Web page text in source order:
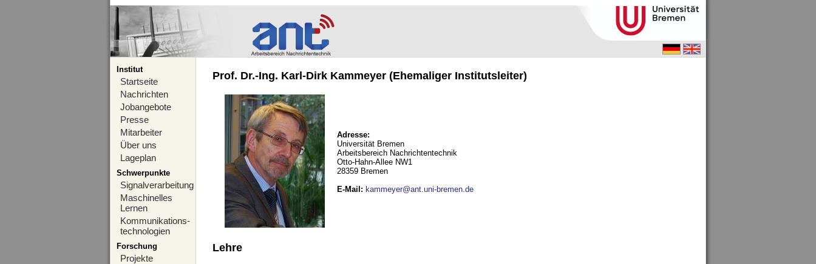
Institut
Startseite
Nachrichten
Jobangebote
Presse
Mitarbeiter
Über uns
Lageplan
Schwerpunkte
Signalverarbeitung
Maschinelles
Lernen
Kommunikations-
technologien
Forschung
Projekte
Prof. Dr.-Ing. Karl-Dirk Kammeyer (Ehemaliger Institutsleiter)
Adresse:
Universität Bremen
Arbeitsbereich Nachrichtentechnik
Otto-Hahn-Allee NW1
28359 Bremen
E-Mail : kammeyer@ant.uni-bremen.de
Lehre